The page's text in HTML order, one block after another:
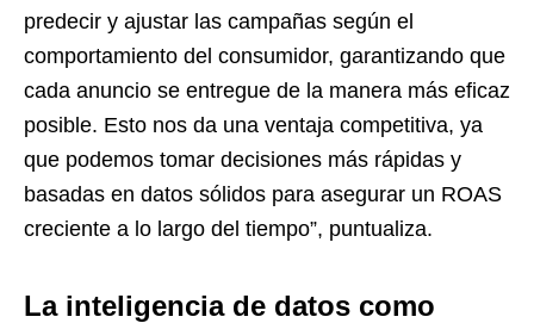
predecir y ajustar las campañas según el
comportamiento del consumidor, garantizando que
cada anuncio se entregue de la manera más eficaz
posible. Esto nos da una ventaja competitiva, ya
que podemos tomar decisiones más rápidas y
basadas en datos sólidos para asegurar un ROAS
creciente a lo largo del tiempo”, puntualiza.
La inteligencia de datos como